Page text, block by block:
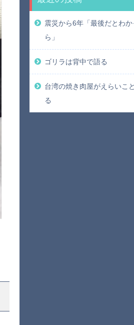
震災から6年「最後だとわ
ら」
ゴリラは背中で語る
台湾の焼き肉屋がえらいこ
る